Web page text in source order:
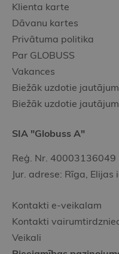
Klienta karte
Dāvanu kartes
Privātuma politika
Par GLOBUSS
Vakances
Biežāk uzdotie
Biežāk uzdotie
SIA "Globuss A"
Reģ. Nr. 40003136049
Jur. adrese: Rīga,
Kontakti e-veikalam
Kontakti
Veikali